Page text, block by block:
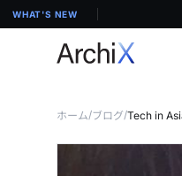
WHAT'S NEW
ホーム/ブログ/Tech in